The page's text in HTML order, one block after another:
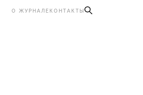
О ЖУРНАЛЕ КОНТАКТЫ